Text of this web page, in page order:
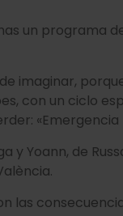
un programa
imaginar,
con un ciclo
«Emergencia
y Yoann, de
las